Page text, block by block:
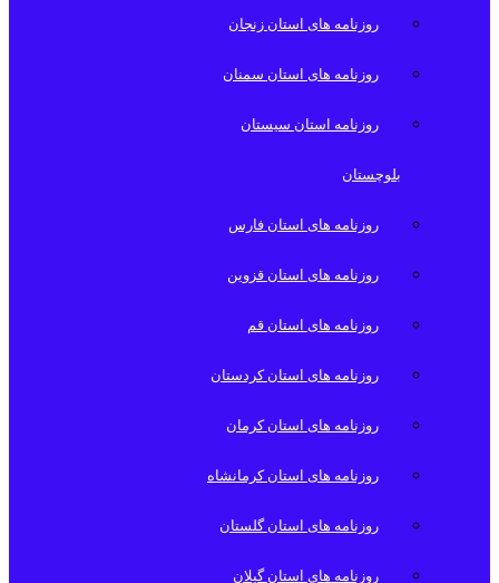
روزنامه های استان زنجان
روزنامه های استان سمنان
روزنامه استان سیستان
بلوچستان
روزنامه های استان فارس
روزنامه های استان قزوین
روزنامه های استان قم
روزنامه های استان کردستان
روزنامه های استان کرمان
روزنامه های استان کرمانشاه
روزنامه های استان گلستان
روزنامه های استان گیلان